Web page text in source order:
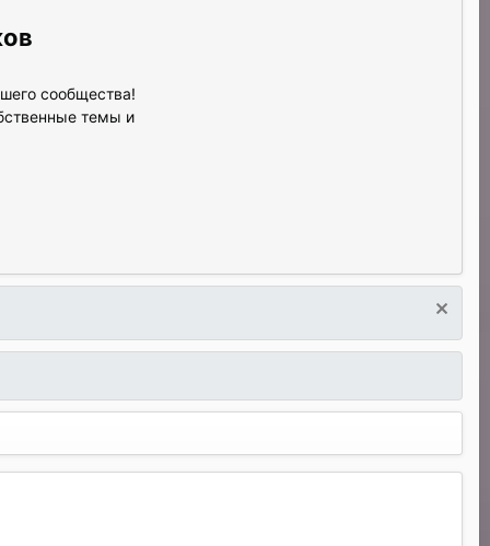
сообщества!
темы и